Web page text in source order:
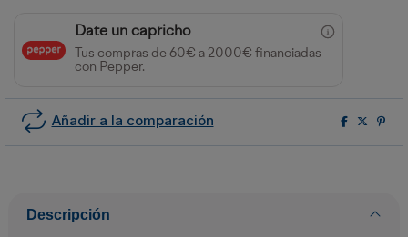
Date un capricho
Tus compras de 60€ a 2000€ financiadas
con Pepper.
Añadir a la comparación
Descripción